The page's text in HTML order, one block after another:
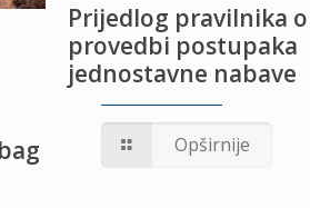
Prijedlog pravilnika o
provedbi postupaka
jednostavne nabave
Opširnije